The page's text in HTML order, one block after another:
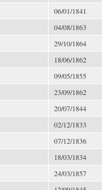
06/01/1841
04/08/1863
29/10/1864
18/06/1862
09/05/1855
23/09/1862
20/07/1844
02/12/1833
07/12/1836
18/03/1834
24/03/1857